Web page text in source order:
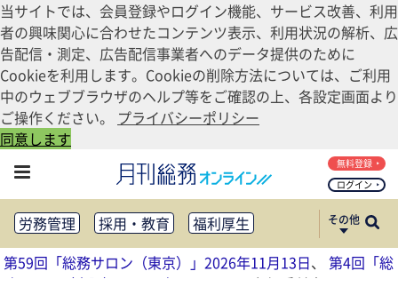
当サイトでは、会員登録やログイン機能、サービス改善、利用
者の興味関心に合わせたコンテンツ表示、利用状況の解析、広
告配信・測定、広告配信事業者へのデータ提供のために
Cookieを利用します。Cookieの削除方法については、ご利用
中のウェブブラウザのヘルプ等をご確認の上、各設定画面より
ご操作ください。 プライバシーポリシー
同意します
ログイン
無料登録
労務管理 採用・教育
福利厚生
健康経営
働き方改革
法務・コンプライアンス
その他
第59回「総務サロン（東京）」2026年11月13日、 第4回「総
務サロン（大阪）」2026年11月17日
参加受付中